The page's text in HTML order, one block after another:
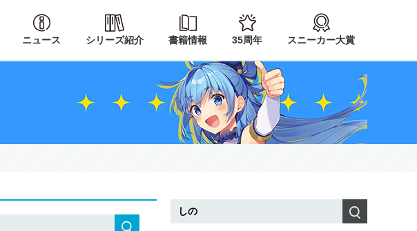
ニュース シリーズ紹介 書籍情報 35周年 スニーカー大賞